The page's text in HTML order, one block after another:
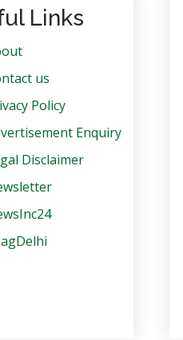
Links
us
Policy
Enquiry
Disclaimer